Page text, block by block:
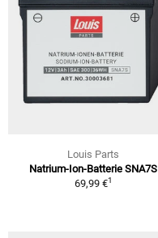
Louis Parts
Natrium-Ion-Batterie SNA7S
69,99 €1